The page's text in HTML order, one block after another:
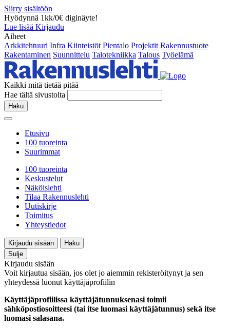
Siirry sisältöön
Hyödynnä 1kk/0€ diginäyte!
Lue lisää Kirjaudu
Aiheet
Arkkitehtuuri Infra Kiinteistöt Pientalo Projektit Rakennustuote
Rakentaminen Suunnittelu Talotekniikka Talous Työelämä
Kaikki mitä tietää pitää
Hae tältä sivustolta
Haku
Etusivu
100 tuoreinta
Suurimmat
100 tuoreinta
Keskustelut
Näköislehti
Tilaa Rakennuslehti
Uutiskirje
Toimitus
Yhteystiedot
Kirjaudu sisään
Haku
Sulje
Kirjaudu sisään
Voit kirjautua sisään, jos olet jo aiemmin rekisteröitynyt ja sen
yhteydessä luonut käyttäjäprofiilin
Käyttäjäprofiilissa käyttäjätunnuksenasi toimii
sähköpostiosoitteesi (tai itse luomasi käyttäjätunnus) sekä itse
luomasi salasana.